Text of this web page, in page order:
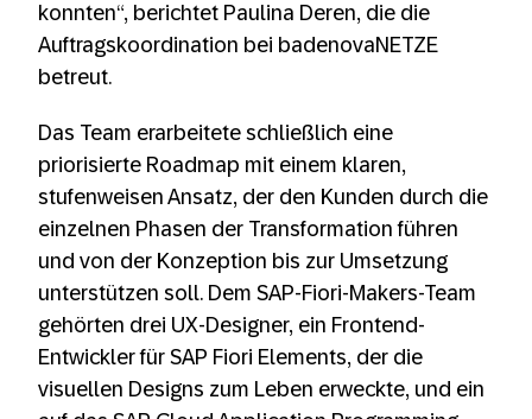
konnten“, berichtet Paulina Deren, die die
Auftragskoordination bei badenovaNETZE
betreut.
Das Team erarbeitete schließlich eine
priorisierte Roadmap mit einem klaren,
stufenweisen Ansatz, der den Kunden durch die
einzelnen Phasen der Transformation führen
und von der Konzeption bis zur Umsetzung
unterstützen soll. Dem SAP-Fiori-Makers-Team
gehörten drei UX-Designer, ein Frontend-
Entwickler für SAP Fiori Elements, der die
visuellen Designs zum Leben erweckte, und ein